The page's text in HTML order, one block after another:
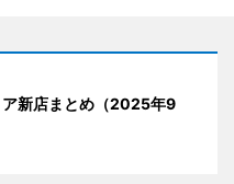
新店まとめ（2025年9